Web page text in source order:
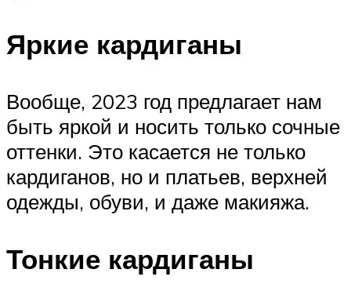
Яркие кардиганы
Вообще, 2023 год предлагает нам
быть яркой и носить только сочные
оттенки. Это касается не только
кардиганов, но и платьев, верхней
одежды, обуви, и даже макияжа.
Тонкие кардиганы